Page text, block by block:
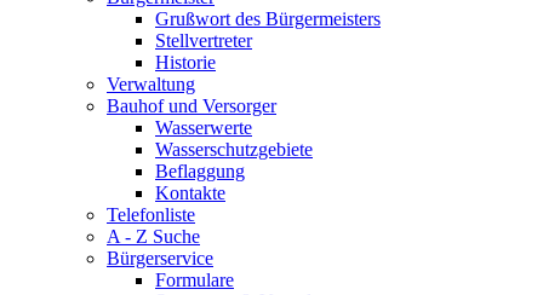
Grußwort des Bürgermeisters
Stellvertreter
Historie
Verwaltung
Bauhof und Versorger
Wasserwerte
Wasserschutzgebiete
Beflaggung
Kontakte
Telefonliste
A - Z Suche
Bürgerservice
Formulare